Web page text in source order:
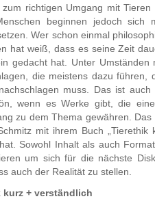
zum richtigen Umgang mit
beginnen jedoch sich
Wer schon einmal
hat weiß, dass es seine Zeit
gedacht hat. Unter Umständen
die meistens dazu führen,
muss. Das ist
wenn es Werke gibt, die
zu dem Thema gewähren.
mit ihrem Buch „Tierethik
Sowohl Inhalt als auch
um sich für die nächste
auch der Realität zu stellen.
kurz + verständlich